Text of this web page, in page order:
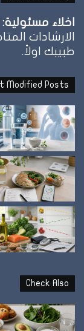
اخلاء مسئولية:
الارشادات
طبيبك اولاً.
Modified Posts
Check Also